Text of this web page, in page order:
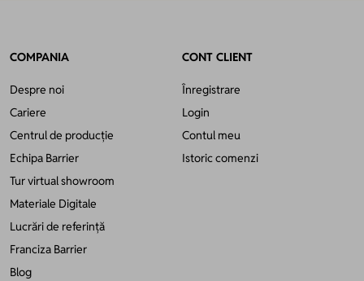
COMPANIA
Despre noi
Cariere
Centrul de producție
Echipa Barrier
Tur virtual showroom
Materiale Digitale
Lucrări de referință
Franciza Barrier
Blog
CONT CLIENT
Înregistrare
Login
Contul meu
Istoric comenzi